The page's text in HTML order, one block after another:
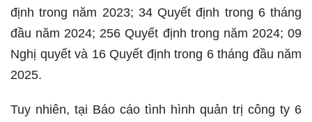
định trong năm 2023; 34 Quyết định trong 6 tháng
đầu năm 2024; 256 Quyết định trong năm 2024; 09
Nghị quyết và 16 Quyết định trong 6 tháng đầu năm
2025.
Tuy nhiên, tại Báo cáo tình hình quản trị công ty 6